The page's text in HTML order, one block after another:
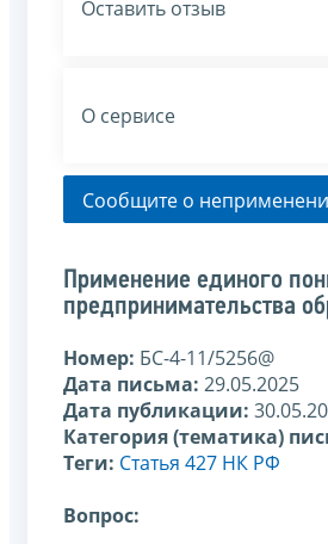
Оставить отзыв
О сервисе
Сообщите о
Применение единого
предпринимательства
Номер: БС-4-11/5256@
Дата письма: 29.05.2025
Дата публикации:
Категория (тематика)
Теги: Статья 427 НК РФ
Вопрос: